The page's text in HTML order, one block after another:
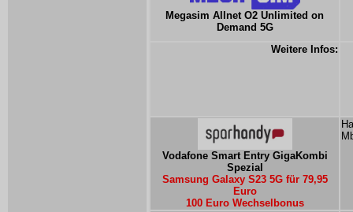
Megasim Allnet O2 Unlimited on
Demand 5G
Weitere Infos:
Vodafone Smart Entry GigaKombi
Spezial
Samsung Galaxy S23 5G für 79,95
Euro
100 Euro Wechselbonus